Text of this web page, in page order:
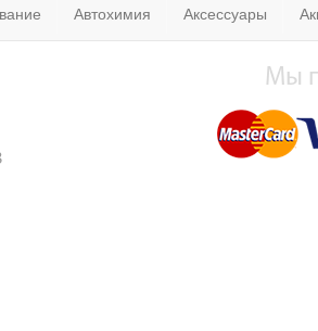
Автохимия Аксессуары
Мы